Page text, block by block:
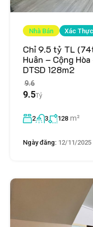
Nhà Bán Xác Thực
Chỉ 9.5 tỷ TL
Huân – Cộng
DTSD 128m2
9.5
9.6
Tỷ
2 3 128 m²
Ngày đăng: 12/11/2025